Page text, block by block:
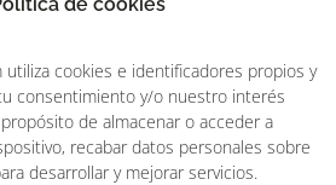
Equipamiento
de cocina
Equipo de
planchado
Habitaciones
Traslados
Tv
Vistas
Wifi
cookies e identificadores propios y
consentimiento y/o nuestro interés
de almacenar o acceder a
recabar datos personales sobre
desarrollar y mejorar servicios.